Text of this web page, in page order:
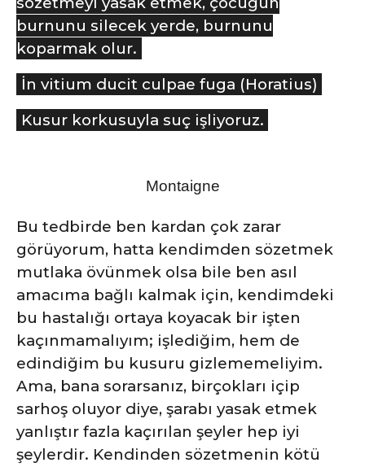
burnunu silecek yerde, burnunu
koparmak olur.
İn vitium ducit culpae fuga (Horatius)
Kusur korkusuyla suç işliyoruz.
Montaigne
Bu tedbirde ben kardan çok zarar
görüyorum, hatta kendimden sözetmek
mutlaka övünmek olsa bile ben asıl
amacıma bağlı kalmak için, kendimdeki
bu hastalığı ortaya koyacak bir işten
kaçınmamalıyım; işlediğim, hem de
edindiğim bu kusuru gizlememeliyim.
Ama, bana sorarsanız, birçokları içip
sarhoş oluyor diye, şarabı yasak etmek
yanlıştır fazla kaçırılan şeyler hep iyi
şeylerdir. Kendinden sözetmenin kötü